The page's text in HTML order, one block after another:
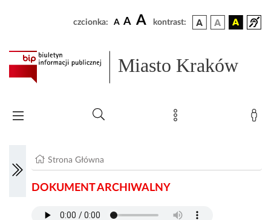
czcionka: A A A kontrast:
Miasto Kraków
Strona Główna
DOKUMENT ARCHIWALNY